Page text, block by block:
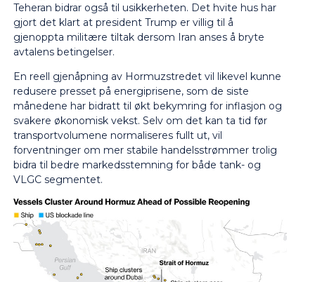
Teheran bidrar også til usikkerheten. Det hvite hus har
gjort det klart at president Trump er villig til å
gjenoppta militære tiltak dersom Iran anses å bryte
avtalens betingelser.
En reell gjenåpning av Hormuzstredet vil likevel kunne
redusere presset på energiprisene, som de siste
månedene har bidratt til økt bekymring for inflasjon og
svakere økonomisk vekst. Selv om det kan ta tid før
transportvolumene normaliseres fullt ut, vil
forventninger om mer stabile handelsstrømmer trolig
bidra til bedre markedsstemning for både tank- og
VLGC segmentet.